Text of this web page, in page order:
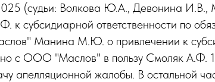
(судьи: Волкова Ю.А., Девонина И.В.,
к субсидиарной ответственности по
Манина М.Ю. о привлечении к
с ООО "Маслов" в пользу Смоляк А.Ф.
апелляционной жалобы. В остальной